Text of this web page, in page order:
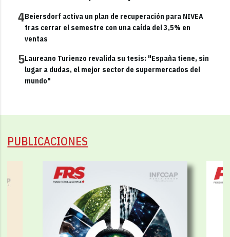
4Beiersdorf activa un plan de recuperación para NIVEA
tras cerrar el semestre con una caída del 3,5% en
ventas
5Laureano Turienzo revalida su tesis: "España tiene, sin
lugar a dudas, el mejor sector de supermercados del
mundo"
PUBLICACIONES